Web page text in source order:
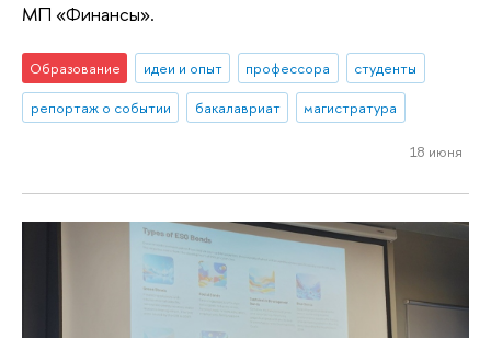
МП «Финансы».
Образование идеи и опыт профессора
студенты
репортаж о событии
бакалавриат магистратура
18 июня